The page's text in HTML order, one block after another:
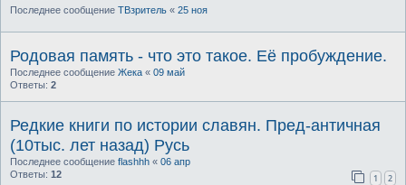
Последнее сообщение ТВзритель « 25 ноя
Родовая память - что это такое. Её пробуждение.
Последнее сообщение Жека « 09 май
Ответы: 2
Редкие книги по истории славян. Пред-античная
(10тыс. лет назад) Русь
Последнее сообщение flashhh « 06 апр
Ответы: 12 1 2